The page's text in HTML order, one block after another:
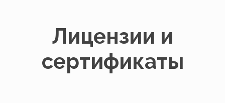
Лицензии и
сертификаты